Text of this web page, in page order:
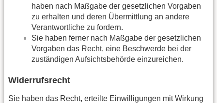
haben nach Maßgabe der gesetzlichen Vorgaben
zu erhalten und deren Übermittlung an andere
Verantwortliche zu fordern.
Sie haben ferner nach Maßgabe der gesetzlichen
Vorgaben das Recht, eine Beschwerde bei der
zuständigen Aufsichtsbehörde einzureichen.
Widerrufsrecht
Sie haben das Recht, erteilte Einwilligungen mit Wirkung